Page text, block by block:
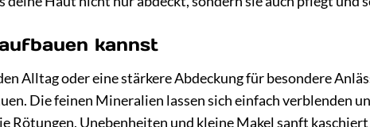
kannst
Alltag oder eine stärkere Abdeckung für besondere
Die feinen Mineralien lassen sich einfach verblenden
Rötungen, Unebenheiten und kleine Makel sanft